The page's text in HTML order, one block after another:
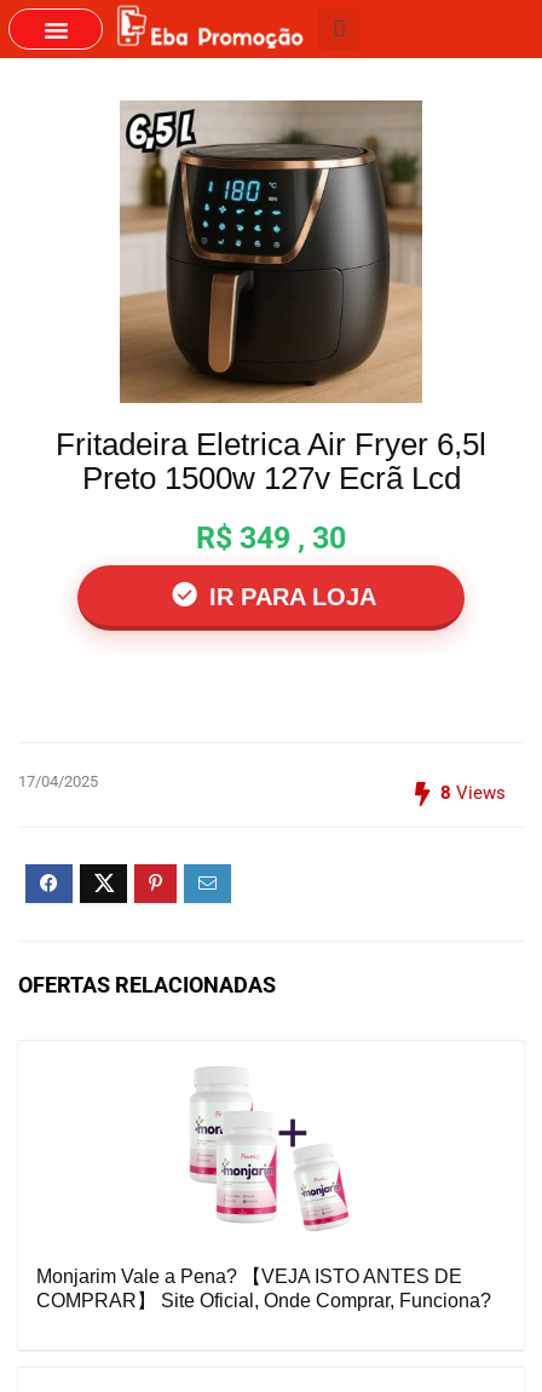
Fritadeira Eletrica Air Fryer 6,5l
Preto 1500w 127v Ecrã Lcd
R$ 349 , 30
IR PARA LOJA
17/04/2025
8 Views
OFERTAS RELACIONADAS
Monjarim Vale a Pena? 【VEJA ISTO ANTES DE
COMPRAR】 Site Oficial, Onde Comprar, Funciona?